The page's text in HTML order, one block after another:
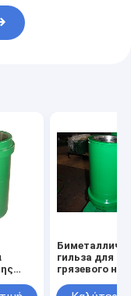
гильза для
грязевого
запасные